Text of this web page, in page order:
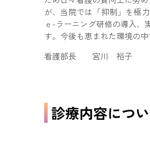
が、当院では「抑制」を極
ｅ-ラーニング研修の導入、
す。今後も恵まれた環境の
看護部長 宮川 裕子
診療内容につ